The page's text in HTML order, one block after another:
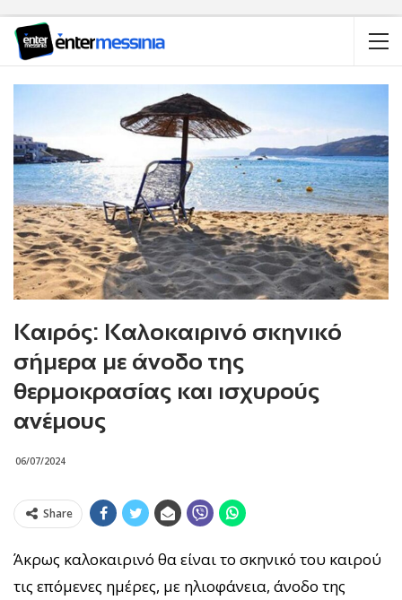
Καιρός: Καλοκαιρινό σκηνικό
σήμερα με άνοδο της
θερμοκρασίας και ισχυρούς
ανέμους
06/07/2024
Share
Άκρως καλοκαιρινό θα είναι το σκηνικό του καιρού
τις επόμενες ημέρες, με ηλιοφάνεια, άνοδο της